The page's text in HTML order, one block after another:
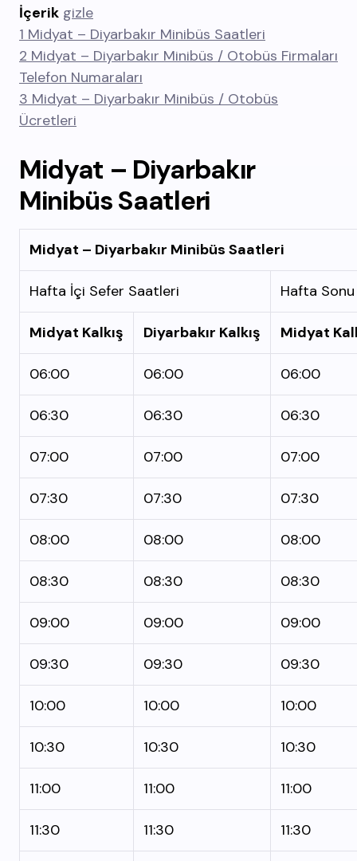
İçerik gizle
1 Midyat – Diyarbakır Minibüs Saatleri
2 Midyat – Diyarbakır Minibüs / Otobüs Firmaları
Telefon Numaraları
3 Midyat – Diyarbakır Minibüs / Otobüs
Ücretleri
Midyat – Diyarbakır
Minibüs Saatleri
Midyat – Diyarbakır Minibüs Saatleri
Hafta İçi Sefer Saatleri Hafta
Midyat Kalkış Diyarbakır Kalkış Midyat
06:00 06:00 06:00
06:30 06:30 06:30
07:00 07:00 07:00
07:30 07:30 07:30
08:00 08:00 08:00
08:30 08:30 08:30
09:00 09:00 09:00
09:30 09:30 09:30
10:00 10:00 10:00
10:30 10:30 10:30
11:00 11:00 11:00
11:30 11:30 11:30